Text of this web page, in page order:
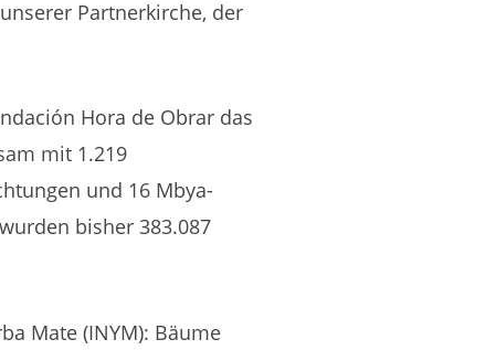
unserer Partnerkirche, der
Hora de Obrar das
mit 1.219
und 16 Mbya-
wurden bisher 383.087
Mate (INYM): Bäume